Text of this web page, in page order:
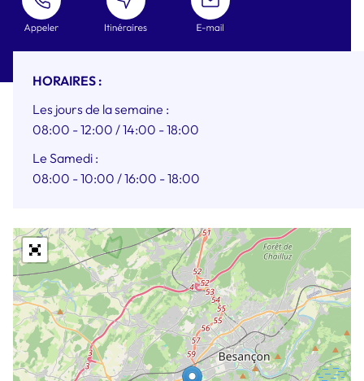
UN
MAIL
HORAIRES :
Les jours de la semaine :
08:00 - 12:00 / 14:00 - 18:00
Le Samedi :
08:00 - 10:00 / 16:00 - 18:00